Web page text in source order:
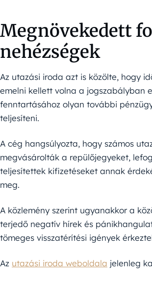
Megnövekedett
nehézségek
Az utazási iroda azt is közölte, hogy
emelni kellett volna a jogszabályban
fenntartásához olyan további
teljesíteni.
A cég hangsúlyozta, hogy számos
megvásárolták a repülőjegyeket,
teljesítettek kifizetéseket annak
meg.
A közlemény szerint ugyanakkor a
terjedő negatív hírek és
tömeges visszatérítési igények
Az utazási iroda weboldala jelenleg